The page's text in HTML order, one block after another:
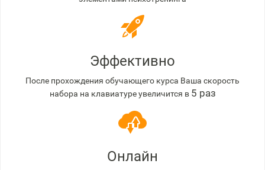
Эффективно
После прохождения обучающего курса Ваша скорость
набора на клавиатуре увеличится в 5 раз
Онлайн